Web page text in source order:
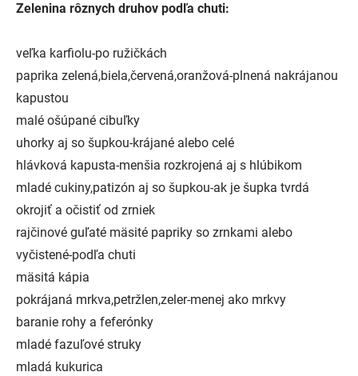
Zelenina rôznych druhov podľa chuti:
veľka karfiolu-po ružičkách
paprika zelená,biela,červená,oranžová-plnená nakrájanou
kapustou
malé ošúpané cibuľky
uhorky aj so šupkou-krájané alebo celé
hlávková kapusta-menšia rozkrojená aj s hlúbikom
mladé cukiny,patizón aj so šupkou-ak je šupka tvrdá
okrojiť a očistiť od zrniek
rajčinové guľaté mäsité papriky so zrnkami alebo
vyčistené-podľa chuti
mäsitá kápia
pokrájaná mrkva,petržlen,zeler-menej ako mrkvy
baranie rohy a feferónky
mladé fazuľové struky
mladá kukurica